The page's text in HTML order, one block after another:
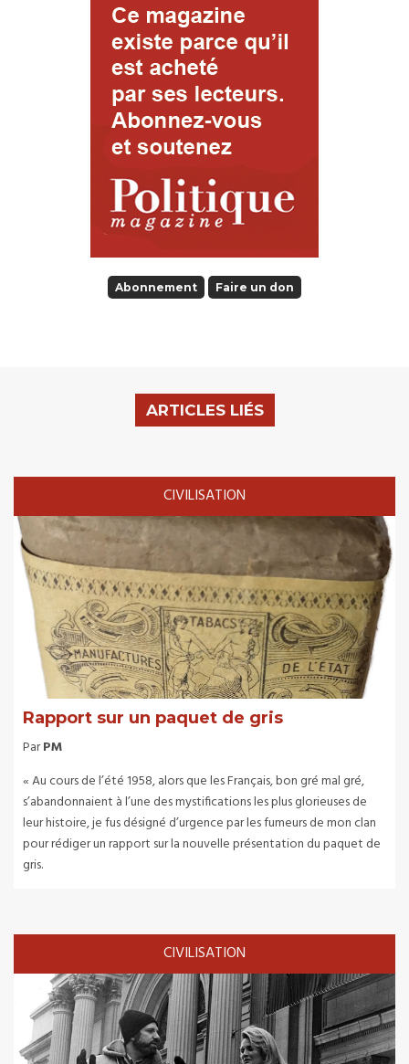
Abonnement Faire un don
ARTICLES LIÉS
CIVILISATION
Rapport sur un paquet de gris
ParPM
« Au cours de l’été 1958, alors que les Français, bon gré mal gré,
s’abandonnaient à l’une des mystifications les plus glorieuses de
leur histoire, je fus désigné d’urgence par les fumeurs de mon clan
pour rédiger un rapport sur la nouvelle présentation du paquet de
gris.
CIVILISATION